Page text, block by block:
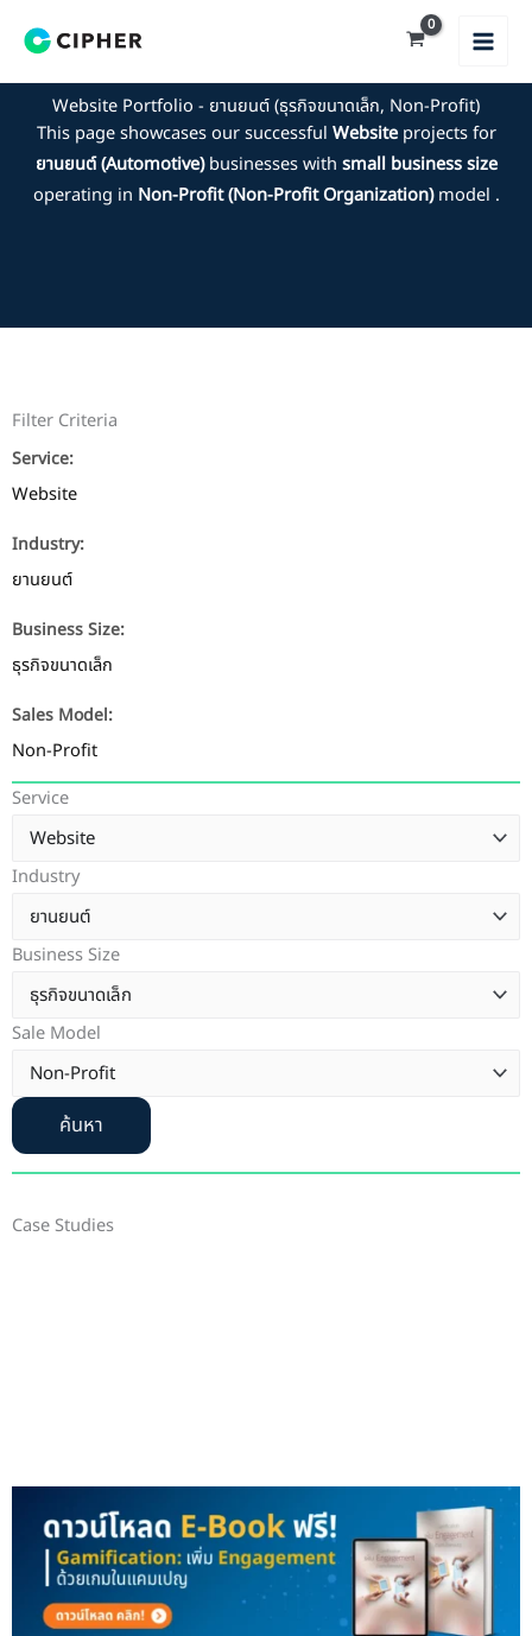
Website Portfolio - ยานยนต์ (ธุรกิจขนาดเล็ก, Non-Profit)
This page showcases our successful Websiteprojects for
ยานยนต์ (Automotive)businesses with small business size
operating in Non-Profit (Non-Profit Organization)model .
Filter Criteria
Service:
Website
Industry:
ยานยนต์
Business Size:
ธุรกิจขนาดเล็ก
Sales Model:
Non-Profit
Service
Industry
Business Size
Sale Model
ค้นหา
Case Studies